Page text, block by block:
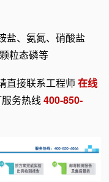
盐、氨氮、硝酸盐
粒态磷等
直接联系工程师在线
服务热线400-850-